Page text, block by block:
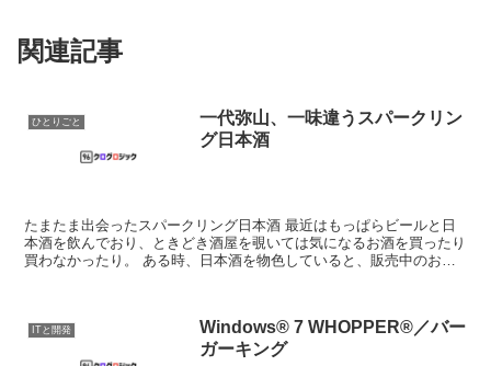
関連記事
ひとりごと
一代弥山、一味違うスパークリン
グ日本酒
たまたま出会ったスパークリング日本酒 最近はもっぱらビールと日
本酒を飲んでおり、ときどき酒屋を覗いては気になるお酒を買ったり
買わなかったり。 ある時、日本酒を物色していると、販売中のお酒
ITと開発
Windows® 7 WHOPPER®／バー
ガーキング